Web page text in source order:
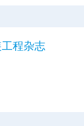
程杂志